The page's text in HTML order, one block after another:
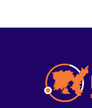
Κορυφώνεται